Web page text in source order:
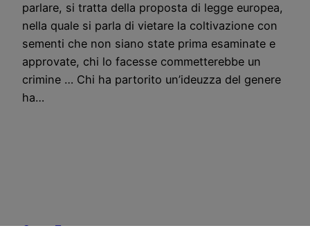
parlare, si tratta della proposta di legge europea,
nella quale si parla di vietare la coltivazione con
sementi che non siano state prima esaminate e
approvate, chi lo facesse commetterebbe un
crimine … Chi ha partorito un’ideuzza del genere
ha…
CostoZero.com